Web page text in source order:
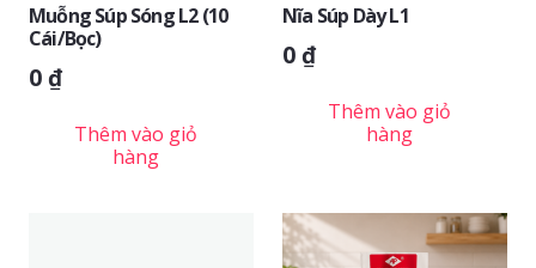
Muỗng Súp Sóng L2 (10
Cái/bọc)
0₫
Thêm vào giỏ
hàng
Nĩa Súp Dày L1
0₫
Thêm vào giỏ
hàng